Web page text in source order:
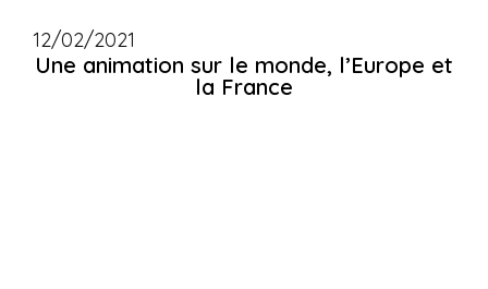
12/02/2021
Une animation sur le monde, l’Europe et
la France